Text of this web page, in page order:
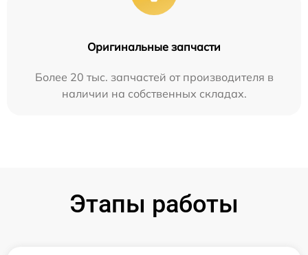
Оригинальные запчасти
Более 20 тыс. запчастей от производителя в
наличии на собственных складах.
Этапы работы